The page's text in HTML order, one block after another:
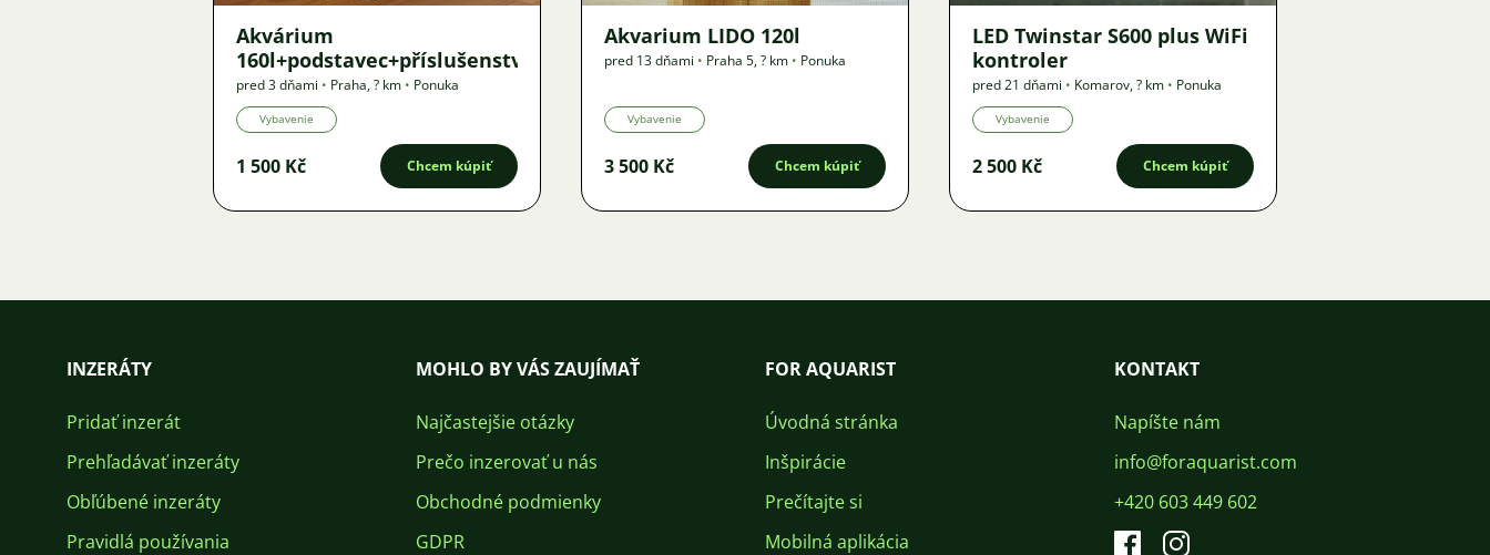
Akvárium
160l+podstavec+příslušenství
pred 3 dňami • Praha,? km • Ponuka
Vybavenie
1 500 Kč Chcem kúpiť
Akvarium LIDO 120l
pred 13 dňami • Praha 5,? km • Ponuka
Vybavenie
3 500 Kč Chcem kúpiť
LED Twinstar S600 plus WiFi
kontroler
pred 21 dňami • Komarov,? km • Ponuka
Vybavenie
2 500 Kč Chcem kúpiť
INZERÁTY
Pridať inzerát
Prehľadávať inzeráty
Obľúbené inzeráty
Pravidlá používania
MOHLO BY VÁS ZAUJÍMAŤ
Najčastejšie otázky
Prečo inzerovať u nás
Obchodné podmienky
GDPR
FOR AQUARIST
Úvodná stránka
Inšpirácie
Prečítajte si
Mobilná aplikácia
KONTAKT
Napíšte nám
info@foraquarist.com
+420 603 449 602